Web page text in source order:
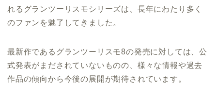
れるグランツーリスモシリーズは、長年にわたり多く
のファンを魅了してきました。
最新作であるグランツーリスモ8の発売に対しては、公
式発表がまだされていないものの、様々な情報や過去
作品の傾向から今後の展開が期待されています。